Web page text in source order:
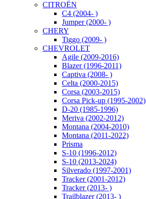
CITROËN
C4 (2004- )
Jumper (2000- )
CHERY
Tiggo (2009- )
CHEVROLET
Agile (2009-2016)
Blazer (1996-2011)
Captiva (2008- )
Celta (2000-2015)
Corsa (2003-2015)
Corsa Pick-up (1995-2002)
D-20 (1985-1996)
Meriva (2002-2012)
Montana (2004-2010)
Montana (2011-2022)
Prisma
S-10 (1996-2012)
S-10 (2013-2024)
Silverado (1997-2001)
Tracker (2001-2012)
Tracker (2013- )
Trailblazer (2013- )